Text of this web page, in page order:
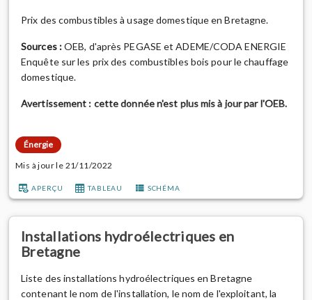
Prix des combustibles à usage domestique en Bretagne.
Sources :OEB, d'après PEGASE et ADEME/CODA ENERGIE
Enquête sur les prix des combustibles bois pour le chauffage
domestique.
Avertissement : cette donnée n'est plus mis à jour par l'OEB.
Énergie
Mis à jour le 21/11/2022
APERÇU TABLEAU SCHÉMA
Installations hydroélectriques en
Bretagne
Liste des installations hydroélectriques en Bretagne
contenant le nom de l'installation, le nom de l'exploitant, la